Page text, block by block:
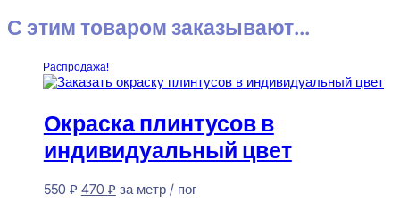
С этим товаром заказывают...
Распродажа!
Окраска плинтусов в
индивидуальный цвет
550₽ Первоначальная
470 ₽Текущая
за метр / пог